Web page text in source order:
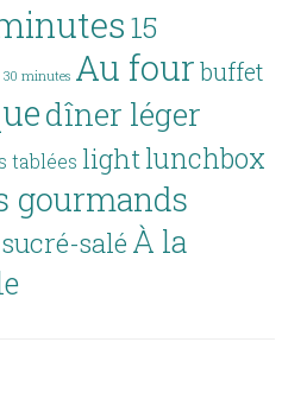
15
30 minutes Au fourbuffet
dîner léger
tablées lightlunchbox
gourmands
sucré-salé À la